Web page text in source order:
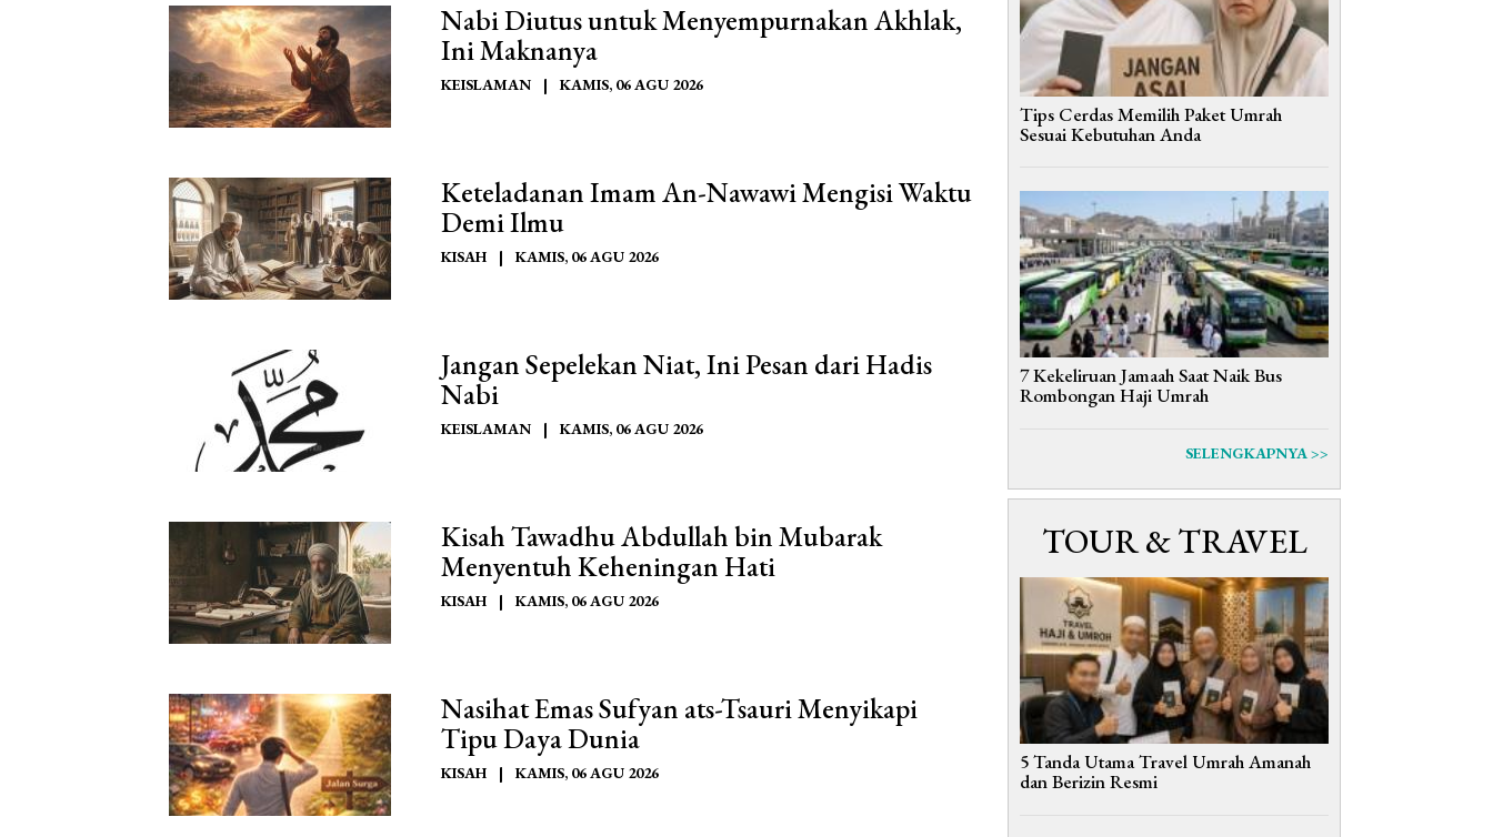
Nabi Diutus untuk Menyempurnakan Akhlak,
Ini Maknanya
KEISLAMAN | KAMIS, 06 AGU 2026
Keteladanan Imam An-Nawawi Mengisi Waktu
Demi Ilmu
KISAH | KAMIS, 06 AGU 2026
Jangan Sepelekan Niat, Ini Pesan dari Hadis
Nabi
KEISLAMAN | KAMIS, 06 AGU 2026
Kisah Tawadhu Abdullah bin Mubarak
Menyentuh Keheningan Hati
KISAH | KAMIS, 06 AGU 2026
Nasihat Emas Sufyan ats-Tsauri Menyikapi
Tipu Daya Dunia
KISAH | KAMIS, 06 AGU 2026
Tips Cerdas Memilih Paket Umrah
Sesuai Kebutuhan Anda
7 Kekeliruan Jamaah Saat Naik Bus
Rombongan Haji Umrah
SELENGKAPNYA >>
TOUR & TRAVEL
5 Tanda Utama Travel Umrah Amanah
dan Berizin Resmi